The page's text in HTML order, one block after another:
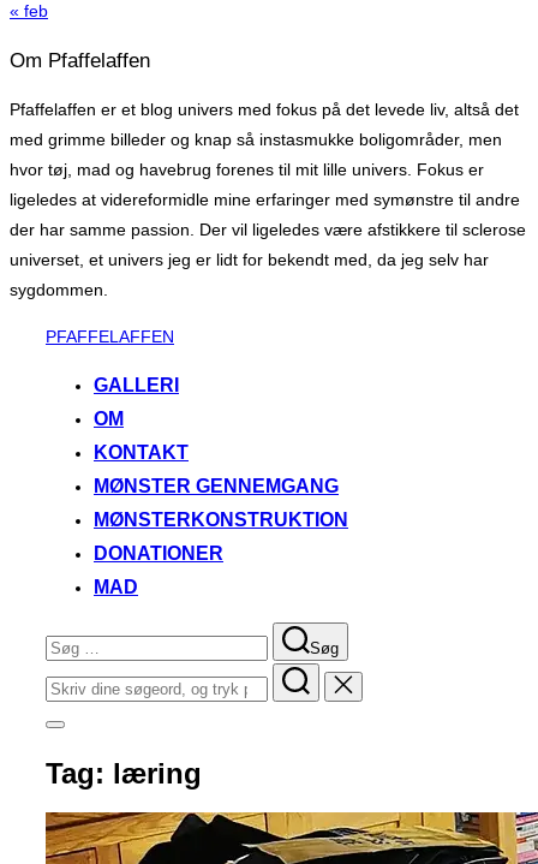
« feb
Om Pfaffelaffen
Pfaffelaffen er et blog univers med fokus på det levede liv, altså det
med grimme billeder og knap så instasmukke boligområder, men
hvor tøj, mad og havebrug forenes til mit lille univers. Fokus er
ligeledes at videreformidle mine erfaringer med symønstre til andre
der har samme passion. Der vil ligeledes være afstikkere til sclerose
universet, et univers jeg er lidt for bekendt med, da jeg selv har
sygdommen.
ViderePFAFFELAFFEN
GALLERI
OM
KONTAKT
MØNSTER GENNEMGANG
MØNSTERKONSTRUKTION
DONATIONER
MAD
Søg
efter:
Søg
Søg
efter:
Slå
i
sidekolonne
Tag: læring